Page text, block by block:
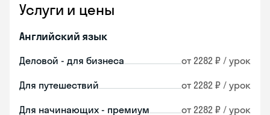
Услуги и цены
Английский язык
Деловой - для бизнеса от 2282 ₽ / урок
Для путешествий от 2282 ₽ / урок
Для начинающих - премиум от 2282 ₽ / урок